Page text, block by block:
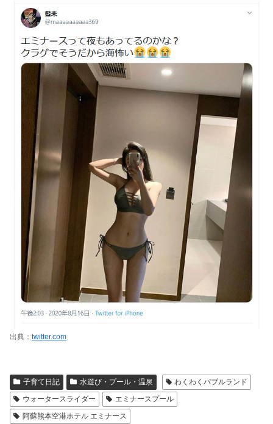
出典： twitter.com
子育て日記 水遊び・プール・温泉
わくわくバブルランド
ウォータースライダー
エミナースプール
阿蘇熊本空港ホテル エミナース